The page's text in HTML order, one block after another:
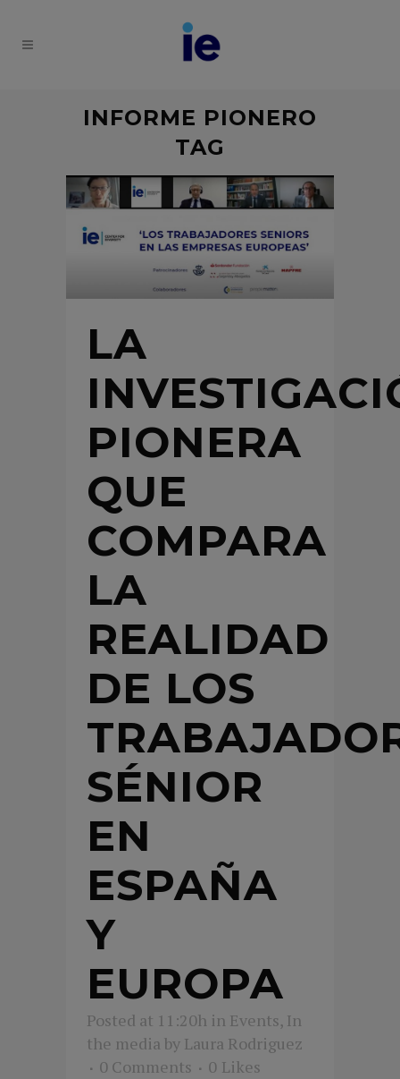
INFORME PIONERO
TAG
LA
PIONERA
QUE
COMPARA
LA
REALIDAD
DE LOS
SÉNIOR
EN
ESPAÑA
Y
EUROPA
Posted at 11:20h in Events, In
the media by Laura Rodriguez
0 Comments
0 Likes